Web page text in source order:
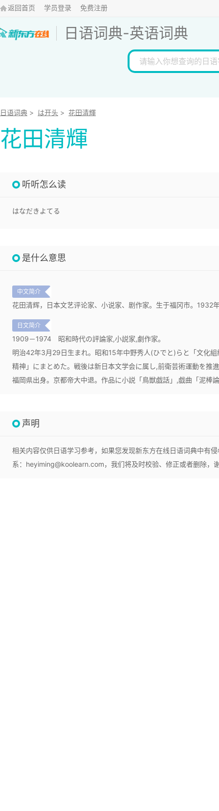
返回首页 学员登录 免费注册
日语词典-英语词典
日语词典 > は开头 > 花田清輝
花田清輝
听听怎么读
はなだきよてる
是什么意思
中文简介
花田清辉，日本文艺评论家、小说家、剧作家。生于福冈市。1932
日文简介
1909－1974 昭和時代の評論家,小説家,劇作家。
明治42年3月29日生まれ。昭和15年中野秀人(ひでと)らと「文化
精神」にまとめた。戦後は新日本文学会に属し,前衛芸術運動を
福岡県出身。京都帝大中退。作品に小説「鳥獣戯話」,戯曲「泥棒
声明
相关内容仅供日语学习参考，如果您发现新东方在线日语词典中有
系：heyiming@koolearn.com，我们将及时校验、修正或者删除，